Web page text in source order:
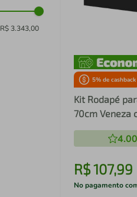
R$ 3.343,00
5% de cashback
Kit Rodapé
70cm Veneza
Multimóveis
R$107,99
No pagamento